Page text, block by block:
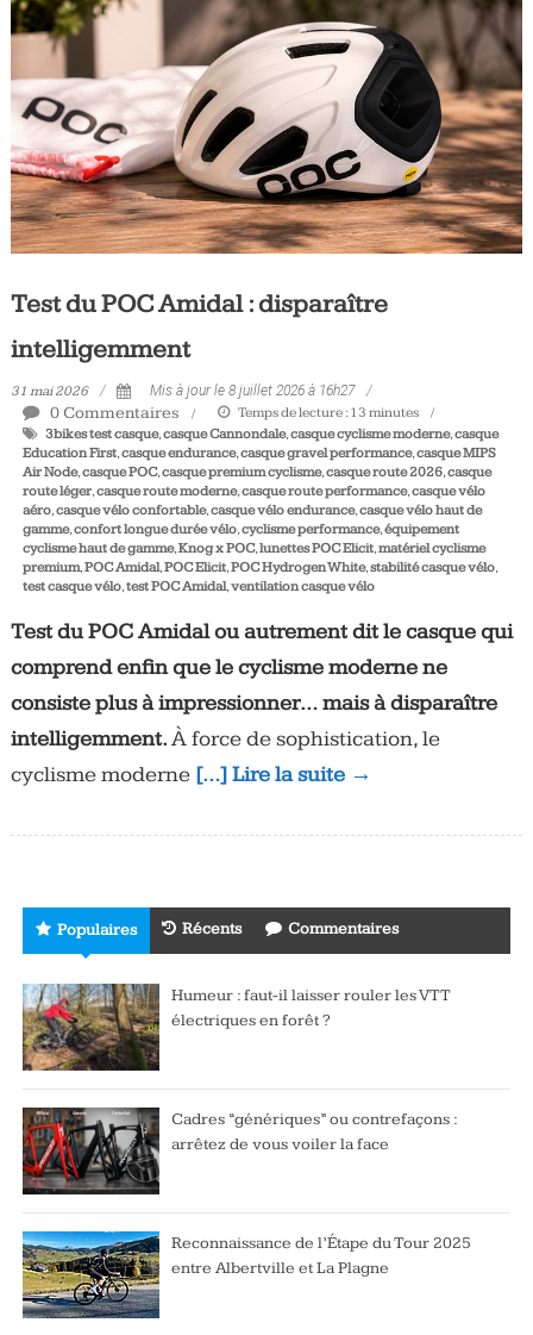
Tous
jours,
votre
actualité
vélo
et
triathlon
Test du POC Amidal : disparaître
intelligemment
31 mai 2026 Mis à jour le 8 juillet 2026 à 16h27
0 Commentaires Temps de lecture : 13 minutes
3bikes test casque,casque Cannondale,casque cyclisme moderne,casque
Education First,casque endurance,casque gravel performance,casque MIPS
Air Node,casque POC,casque premium cyclisme,casque route 2026,casque
route léger,casque route moderne,casque route performance,casque vélo
aéro,casque vélo confortable,casque vélo endurance,casque vélo haut de
gamme,confort longue durée vélo,cyclisme performance,équipement
cyclisme haut de gamme,Knog x POC,lunettes POC Elicit,matériel cyclisme
premium,POC Amidal,POC Elicit,POC Hydrogen White,stabilité casque vélo,
test casque vélo,test POC Amidal,ventilation casque vélo
Test du POC Amidal ou autrement dit le casque qui
comprend enfin que le cyclisme moderne ne
consiste plus à impressionner… mais à disparaître
intelligemment.À force de sophistication, le
cyclisme moderne […] Lire la suite →
Populaires Récents Commentaires
Humeur : faut-il laisser rouler les VTT
électriques en forêt ?
Cadres “génériques” ou contrefaçons :
arrêtez de vous voiler la face
Reconnaissance de l’Étape du Tour 2025
entre Albertville et La Plagne